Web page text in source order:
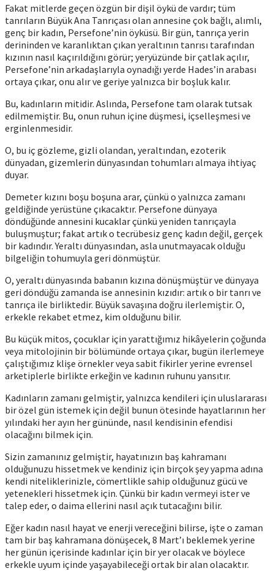
Fakat mitlerde geçen özgün bir dişil öykü de vardır; tüm
tanrıların Büyük Ana Tanrıçası olan annesine çok bağlı, alımlı,
genç bir kadın, Persefone’nin öyküsü. Bir gün, tanrıça yerin
derininden ve karanlıktan çıkan yeraltının tanrısı tarafından
kızının nasıl kaçırıldığını görür; yeryüzünde bir çatlak açılır,
Persefone’nin arkadaşlarıyla oynadığı yerde Hades’in arabası
ortaya çıkar, onu alır ve geriye yalnızca bir boşluk kalır.
Bu, kadınların mitidir. Aslında, Persefone tam olarak tutsak
edilmemiştir. Bu, onun ruhun içine düşmesi, içselleşmesi ve
erginlenmesidir.
O, bu iç gözleme, gizli olandan, yeraltından, ezoterik
dünyadan, gizemlerin dünyasından tohumları almaya ihtiyaç
duyar.
Demeter kızını boşu boşuna arar, çünkü o yalnızca zamanı
geldiğinde yerüstüne çıkacaktır. Persefone dünyaya
döndüğünde annesini kucaklar çünkü yeniden tanrıçayla
buluşmuştur; fakat artık o tecrübesiz genç kadın değil, gerçek
bir kadındır. Yeraltı dünyasından, asla unutmayacak olduğu
bilgeliğin tohumuyla geri dönmüştür.
O, yeraltı dünyasında babanın kızına dönüşmüştür ve dünyaya
geri döndüğü zamanda ise annesinin kızıdır: artık o bir tanrı ve
tanrıça ile birliktedir. Büyük savaşına doğru ilerlemiştir. O,
erkekle rekabet etmez, kim olduğunu bilir.
Bu küçük mitos, çocuklar için yarattığımız hikâyelerin çoğunda
veya mitolojinin bir bölümünde ortaya çıkar, bugün ilerlemeye
çalıştığımız klişe örnekler veya sabit fikirler yerine evrensel
arketiplerle birlikte erkeğin ve kadının ruhunu yansıtır.
Kadınların zamanı gelmiştir, yalnızca kendileri için uluslararası
bir özel gün istemek için değil bunun ötesinde hayatlarının her
yılındaki her ayın her gününde, nasıl kendisinin efendisi
olacağını bilmek için.
Sizin zamanınız gelmiştir, hayatınızın baş kahramanı
olduğunuzu hissetmek ve kendiniz için birçok şey yapma adına
kendi niteliklerinizle, cömertlikle sahip olduğunuz gücü ve
yetenekleri hissetmek için. Çünkü bir kadın vermeyi ister ve
talep eder, o daima ellerini nasıl açık tutacağını bilir.
Eğer kadın nasıl hayat ve enerji vereceğini bilirse, işte o zaman
tam bir baş kahramana dönüşecek, 8 Mart’ı beklemek yerine
her günün içerisinde kadınlar için bir yer olacak ve böylece
erkekle uyum içinde yaşayabileceği ortak bir alan olacaktır.